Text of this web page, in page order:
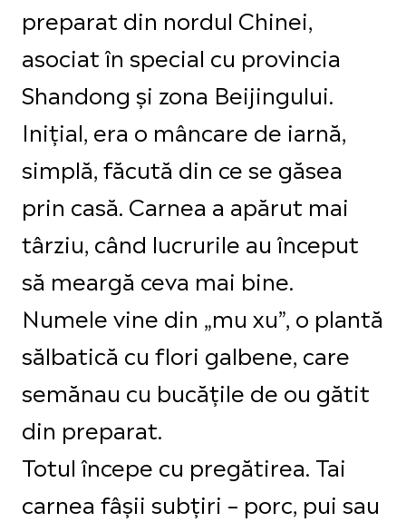
preparat din nordul Chinei,
asociat în special cu provincia
Shandong și zona Beijingului.
Inițial, era o mâncare de iarnă,
simplă, făcută din ce se găsea
prin casă. Carnea a apărut mai
târziu, când lucrurile au început
să meargă ceva mai bine.
Numele vine din „mu xu”, o plantă
sălbatică cu flori galbene, care
semănau cu bucățile de ou gătit
din preparat.
Totul începe cu pregătirea. Tai
carnea fâșii subțiri – porc, pui sau